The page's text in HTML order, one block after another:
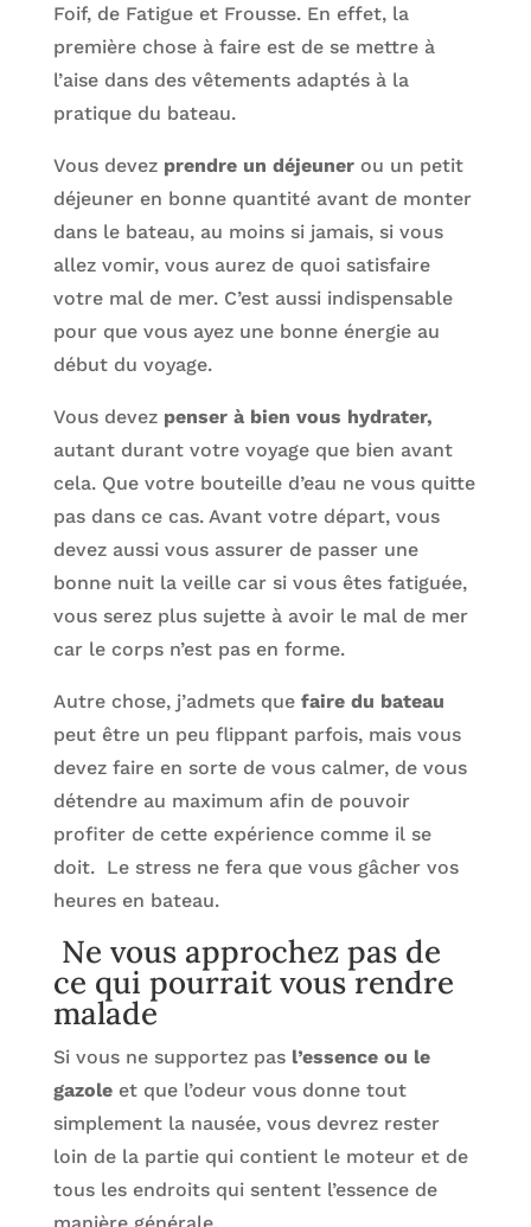
Foif, de Fatigue et Frousse. En effet, la
première chose à faire est de se mettre à
l’aise dans des vêtements adaptés à la
pratique du bateau.
Vous devez prendre un déjeunerou un petit
déjeuner en bonne quantité avant de monter
dans le bateau, au moins si jamais, si vous
allez vomir, vous aurez de quoi satisfaire
votre mal de mer. C’est aussi indispensable
pour que vous ayez une bonne énergie au
début du voyage.
Vous devez penser à bien vous hydrater,
autant durant votre voyage que bien avant
cela. Que votre bouteille d’eau ne vous quitte
pas dans ce cas. Avant votre départ, vous
devez aussi vous assurer de passer une
bonne nuit la veille car si vous êtes fatiguée,
vous serez plus sujette à avoir le mal de mer
car le corps n’est pas en forme.
Autre chose, j’admets que faire du bateau
peut être un peu flippant parfois, mais vous
devez faire en sorte de vous calmer, de vous
détendre au maximum afin de pouvoir
profiter de cette expérience comme il se
doit. Le stress ne fera que vous gâcher vos
heures en bateau.
Ne vous approchez pas de
ce qui pourrait vous rendre
malade
Si vous ne supportez pas l’essence ou le
gazoleet que l’odeur vous donne tout
simplement la nausée, vous devrez rester
loin de la partie qui contient le moteur et de
tous les endroits qui sentent l’essence de